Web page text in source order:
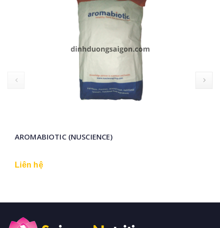
AROMABIOTIC (NUSCIENCE)
Liên hệ